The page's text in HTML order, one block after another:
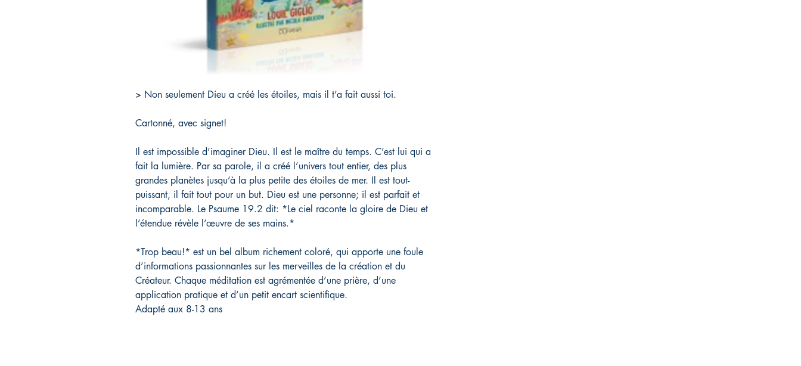
> Non seulement Dieu a créé les étoiles, mais il t’a fait aussi toi.
Cartonné, avec signet!
Il est impossible d’imaginer Dieu. Il est le maître du temps. C’est lui qui a
fait la lumière. Par sa parole, il a créé l’univers tout entier, des plus
grandes planètes jusqu’à la plus petite des étoiles de mer. Il est tout-
puissant, il fait tout pour un but. Dieu est une personne; il est parfait et
incomparable. Le Psaume 19.2 dit: *Le ciel raconte la gloire de Dieu et
l’étendue révèle l’œuvre de ses mains.*
*Trop beau!* est un bel album richement coloré, qui apporte une foule
d’informations passionnantes sur les merveilles de la création et du
Créateur. Chaque méditation est agrémentée d’une prière, d’une
application pratique et d’un petit encart scientifique.
Adapté aux 8-13 ans